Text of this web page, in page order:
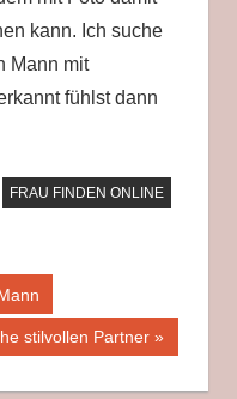
kann. Ich suche
Mann mit
fühlst dann
FRAU FINDEN ONLINE
stilvollen Partner